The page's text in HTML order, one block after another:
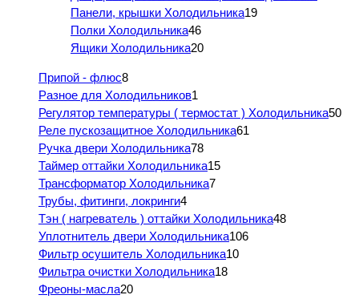
Панели, крышки Холодильника19
Полки Холодильника46
Ящики Холодильника20
Припой - флюс8
Разное для Холодильников1
Регулятор температуры ( термостат ) Холодильника50
Реле пускозащитное Холодильника61
Ручка двери Холодильника78
Таймер оттайки Холодильника15
Трансформатор Холодильника7
Трубы, фитинги, локринги4
Тэн ( нагреватель ) оттайки Холодильника48
Уплотнитель двери Холодильника106
Фильтр осушитель Холодильника10
Фильтра очистки Холодильника18
Фреоны-масла20